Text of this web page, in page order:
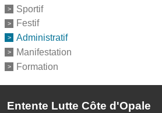
Sportif
Festif
Administratif
Manifestation
Formation
Entente Lutte Côte d'Opale